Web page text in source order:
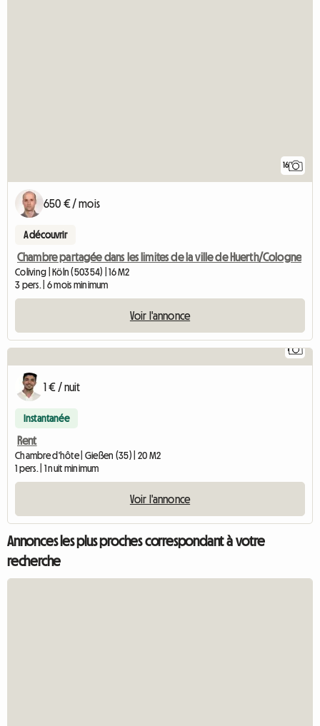
16
650 € / mois
A découvrir
Chambre partagée dans les limites de la ville de Huerth/Cologne
Coliving | Köln (50354) | 16 M2
3 pers. | 6 mois minimum
Voir l'annonce
1
1 € / nuit
Instantanée
Rent
Chambre d'hôte | Gießen (35) | 20 M2
1 pers. | 1 nuit minimum
Voir l'annonce
Annonces les plus proches correspondant à votre
recherche